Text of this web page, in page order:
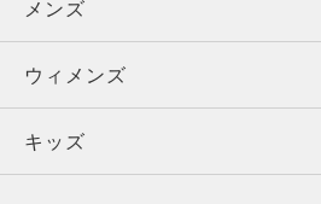
メンズ
ウィメンズ
キッズ
メンズ
トップス
ボトムス
ウィメンズ
トップス
キッズ